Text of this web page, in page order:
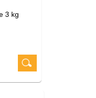
3 kg